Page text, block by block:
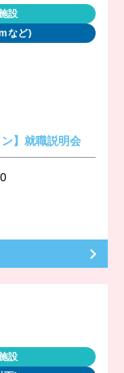
設
など)
】就職説明会
設